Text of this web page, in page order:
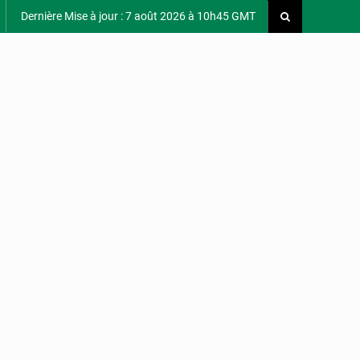
Dernière Mise à jour : 7 août 2026 à 10h45 GMT